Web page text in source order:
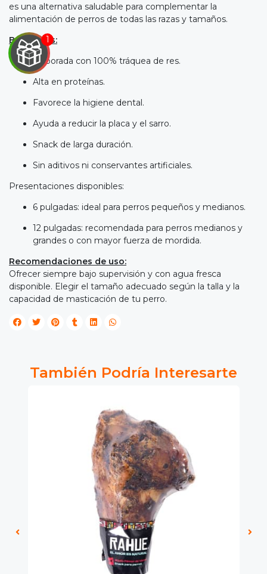
JUGAR
es una alternativa saludable para complementar la
alimentación de perros de todas las razas y tamaños.
Beneficios:
Elaborada con 100% tráquea de res.
Alta en proteínas.
Favorece la higiene dental.
Ayuda a reducir la placa y el sarro.
Snack de larga duración.
Sin aditivos ni conservantes artificiales.
Presentaciones disponibles:
6 pulgadas: ideal para perros pequeños y medianos.
12 pulgadas: recomendada para perros medianos y
grandes o con mayor fuerza de mordida.
Recomendaciones de uso:
Ofrecer siempre bajo supervisión y con agua fresca
disponible. Elegir el tamaño adecuado según la talla y la
capacidad de masticación de tu perro.
También Podría Interesarte